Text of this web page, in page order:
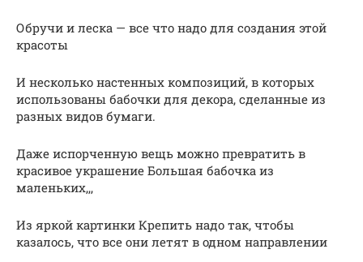
Обручи и леска — все что надо для создания этой
красоты
И несколько настенных композиций, в которых
использованы бабочки для декора, сделанные из
разных видов бумаги.
Даже испорченную вещь можно превратить в
красивое украшение Большая бабочка из
маленьких,,,
Из яркой картинки Крепить надо так, чтобы
казалось, что все они летят в одном направлении